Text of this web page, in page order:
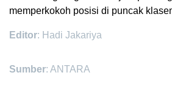
memperkokoh posisi di puncak
Editor: Hadi Jakariya
Sumber: ANTARA